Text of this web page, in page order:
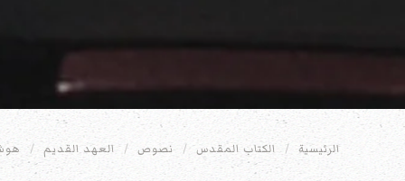
الرئيسية الكتاب المقدس نصوص العهد القديم